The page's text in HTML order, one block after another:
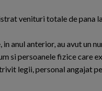
venituri totale de pana
anterior, au avut un
si persoanele fizice care
legii, personal angajat